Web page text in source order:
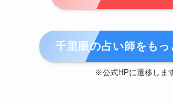
千里眼の占い師をもっ
※公式HPに遷移しま